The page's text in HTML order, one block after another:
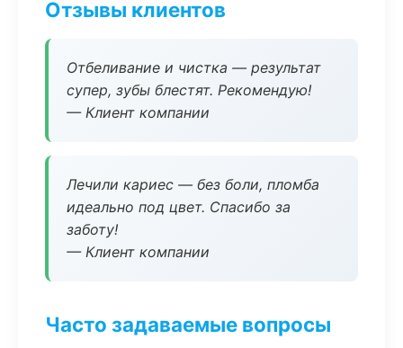
Отзывы клиентов
Отбеливание и чистка — результат
супер, зубы блестят. Рекомендую!
— Клиент компании
Лечили кариес — без боли, пломба
идеально под цвет. Спасибо за
заботу!
— Клиент компании
Часто задаваемые вопросы